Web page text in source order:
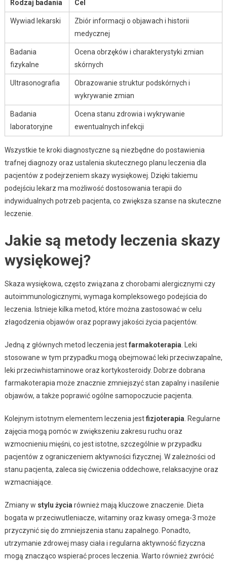
Rodzaj badania Cel
Wywiad lekarski
Zbiór informacji o objawach i historii
medycznej
Badania
fizykalne
Ocena obrzęków i charakterystyki zmian
skórnych
Ultrasonografia
Obrazowanie struktur podskórnych i
wykrywanie zmian
Badania
laboratoryjne
Ocena stanu zdrowia i wykrywanie
ewentualnych infekcji
Wszystkie te kroki diagnostyczne są niezbędne do postawienia
trafnej diagnozy oraz ustalenia skutecznego planu leczenia dla
pacjentów z podejrzeniem skazy wysiękowej. Dzięki takiemu
podejściu lekarz ma możliwość dostosowania terapii do
indywidualnych potrzeb pacjenta, co zwiększa szanse na skuteczne
leczenie.
Jakie są metody leczenia skazy
wysiękowej?
Skaza wysiękowa, często związana z chorobami alergicznymi czy
autoimmunologicznymi, wymaga kompleksowego podejścia do
leczenia. Istnieje kilka metod, które można zastosować w celu
złagodzenia objawów oraz poprawy jakości życia pacjentów.
Jedną z głównych metod leczenia jestfarmakoterapia . Leki
stosowane w tym przypadku mogą obejmować leki przeciwzapalne,
leki przeciwhistaminowe oraz kortykosteroidy. Dobrze dobrana
farmakoterapia może znacznie zmniejszyć stan zapalny i nasilenie
objawów, a także poprawić ogólne samopoczucie pacjenta.
Kolejnym istotnym elementem leczenia jestfizjoterapia . Regularne
zajęcia mogą pomóc w zwiększeniu zakresu ruchu oraz
wzmocnieniu mięśni, co jest istotne, szczególnie w przypadku
pacjentów z ograniczeniem aktywności fizycznej. W zależności od
stanu pacjenta, zaleca się ćwiczenia oddechowe, relaksacyjne oraz
wzmacniające.
Zmiany w stylu życia również mają kluczowe znaczenie. Dieta
bogata w przeciwutleniacze, witaminy oraz kwasy omega-3 może
przyczynić się do zmniejszenia stanu zapalnego. Ponadto,
utrzymanie zdrowej masy ciała i regularna aktywność fizyczna
mogą znacząco wspierać proces leczenia. Warto również zwrócić